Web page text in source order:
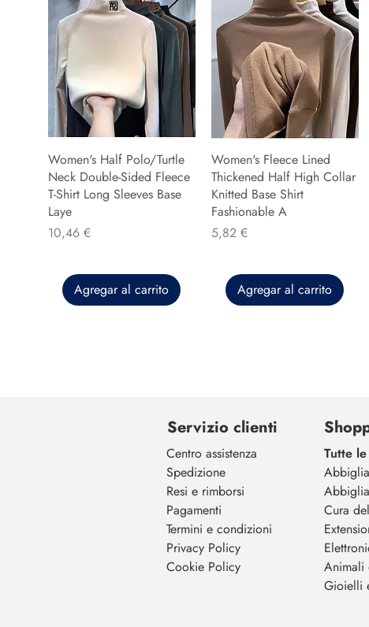
Women's Half Polo/Turtle
Neck Double-Sided Fleece
T-Shirt Long Sleeves Base
Laye
Precio
10,46 €
Agregar al carrito
Women's Fleece Lined
Thickened Half High Collar
Knitted Base Shirt
Fashionable A
Precio
5,82 €
Agregar al carrito
Servizio clienti
Centro assistenza
Spedizione
Resi e rimborsi
Pagamenti
Termini e condizioni
Privacy Policy
Cookie Policy
Tutte
Cura
Animali
Gioielli